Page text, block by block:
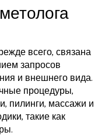
всего, связана
запросов
и внешнего вида.
процедуры,
пилинги, массажи и
такие как